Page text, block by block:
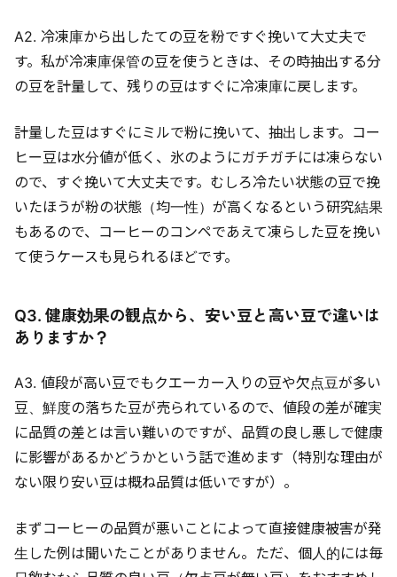
A2. 冷凍庫から出したての豆を粉ですぐ挽いて大丈夫で
す。私が冷凍庫保管の豆を使うときは、その時抽出する分
の豆を計量して、残りの豆はすぐに冷凍庫に戻します。
計量した豆はすぐにミルで粉に挽いて、抽出します。コー
ヒー豆は水分値が低く、氷のようにガチガチには凍らない
ので、すぐ挽いて大丈夫です。むしろ冷たい状態の豆で挽
いたほうが粉の状態（均一性）が高くなるという研究結果
もあるので、コーヒーのコンペであえて凍らした豆を挽い
て使うケースも見られるほどです。
Q3. 健康効果の観点から、安い豆と高い豆で違いは
ありますか？
A3. 値段が高い豆でもクエーカー入りの豆や欠点豆が多い
豆、鮮度の落ちた豆が売られているので、値段の差が確実
に品質の差とは言い難いのですが、品質の良し悪しで健康
に影響があるかどうかという話で進めます（特別な理由が
ない限り安い豆は概ね品質は低いですが）。
まずコーヒーの品質が悪いことによって直接健康被害が発
生した例は聞いたことがありません。ただ、個人的には毎